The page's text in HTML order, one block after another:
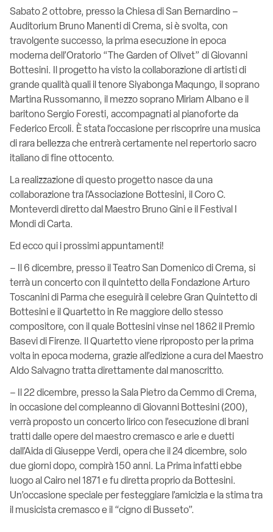
Sabato 2 ottobre, presso la Chiesa di San Bernardino –
Auditorium Bruno Manenti di Crema, si è svolta, con
travolgente successo, la prima esecuzione in epoca
moderna dell’Oratorio “The Garden of Olivet” di Giovanni
Bottesini. Il progetto ha visto la collaborazione di artisti di
grande qualità quali il tenore Siyabonga Maqungo, il soprano
Martina Russomanno, il mezzo soprano Miriam Albano e il
baritono Sergio Foresti, accompagnati al pianoforte da
Federico Ercoli. È stata l’occasione per riscoprire una musica
di rara bellezza che entrerà certamente nel repertorio sacro
italiano di fine ottocento.
La realizzazione di questo progetto nasce da una
collaborazione tra l’Associazione Bottesini, il Coro C.
Monteverdi diretto dal Maestro Bruno Gini e il Festival I
Mondi di Carta.
Ed ecco qui i prossimi appuntamenti!
– Il 6 dicembre, presso il Teatro San Domenico di Crema, si
terrà un concerto con il quintetto della Fondazione Arturo
Toscanini di Parma che eseguirà il celebre Gran Quintetto di
Bottesini e il Quartetto in Re maggiore dello stesso
compositore, con il quale Bottesini vinse nel 1862 il Premio
Basevi di Firenze. Il Quartetto viene riproposto per la prima
volta in epoca moderna, grazie all’edizione a cura del Maestro
Aldo Salvagno tratta direttamente dal manoscritto.
– Il 22 dicembre, presso la Sala Pietro da Cemmo di Crema,
in occasione del compleanno di Giovanni Bottesini (200),
verrà proposto un concerto lirico con l’esecuzione di brani
tratti dalle opere del maestro cremasco e arie e duetti
dall’Aida di Giuseppe Verdi, opera che il 24 dicembre, solo
due giorni dopo, compirà 150 anni. La Prima infatti ebbe
luogo al Cairo nel 1871 e fu diretta proprio da Bottesini.
Un’occasione speciale per festeggiare l’amicizia e la stima tra
il musicista cremasco e il “cigno di Busseto”.